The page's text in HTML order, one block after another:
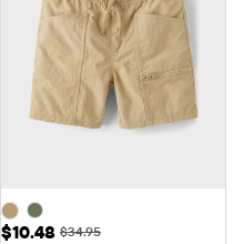
Prix ​​de vente: $10.48
$10.48 Prix ​​d'origine: $34.95
$34.95